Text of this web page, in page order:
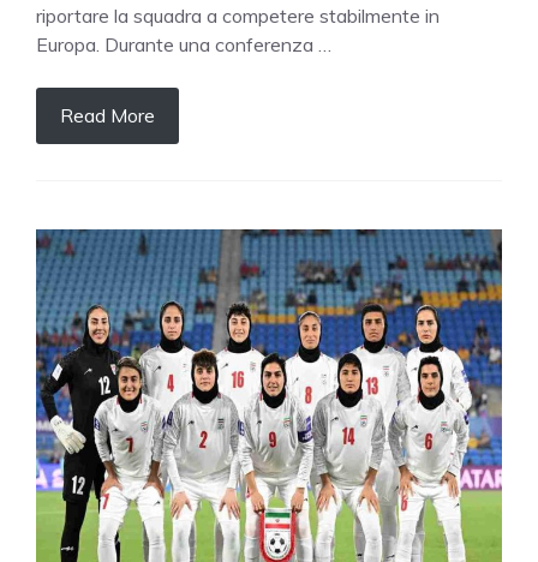
riportare la squadra a competere stabilmente in
Europa. Durante una conferenza …
Read More